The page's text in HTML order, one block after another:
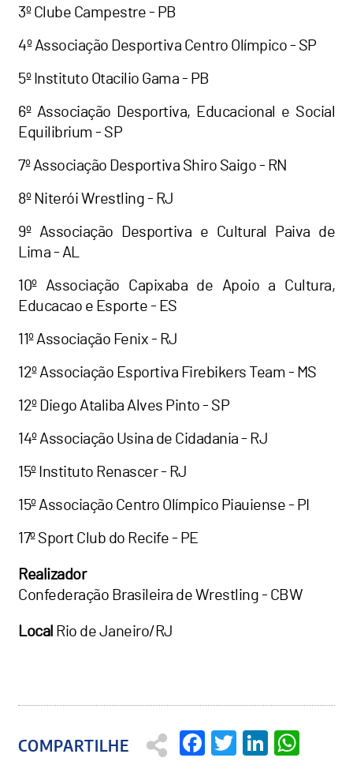
3º Clube Campestre - PB
4º Associação Desportiva Centro Olímpico - SP
5º Instituto Otacilio Gama - PB
6º Associação Desportiva, Educacional e Social
Equilibrium - SP
7º Associação Desportiva Shiro Saigo - RN
8º Niterói Wrestling - RJ
9º Associação Desportiva e Cultural Paiva de
Lima - AL
10º Associação Capixaba de Apoio a Cultura,
Educacao e Esporte - ES
11º Associação Fenix - RJ
12º Associação Esportiva Firebikers Team - MS
12º Diego Ataliba Alves Pinto - SP
14º Associação Usina de Cidadania - RJ
15º Instituto Renascer - RJ
15º Associação Centro Olímpico Piauiense - PI
17º Sport Club do Recife - PE
Realizador
Confederação Brasileira de Wrestling - CBW
Local Rio de Janeiro/RJ
Facebook
Twitter